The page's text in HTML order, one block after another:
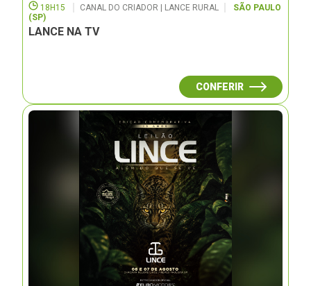
18H15 CANAL DO CRIADOR | LANCE RURAL
SÃO PAULO
(SP)
LANCE NA TV
CONFERIR